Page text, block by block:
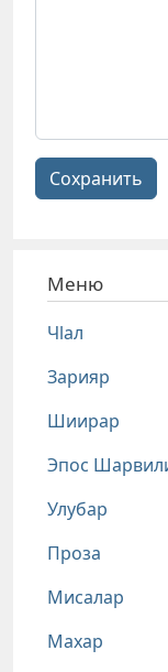
Сохранить
Меню
Чlал
Зарияр
Шиирар
Эпос
Улубар
Проза
Мисалар
Махар